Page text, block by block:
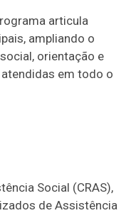
articula
ampliando o
orientação e
em todo o
Social (CRAS),
de Assistência